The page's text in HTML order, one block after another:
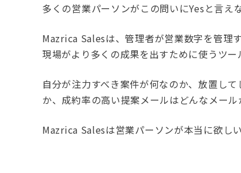
多くの営業パーソンがこの問いにYesと言え
Mazrica Salesは、管理者が営業数字を管理
現場がより多くの成果を出すために使うツー
自分が注力すべき案件が何なのか、放置し
か、成約率の高い提案メールはどんなメール
Mazrica Salesは営業パーソンが本当に欲し